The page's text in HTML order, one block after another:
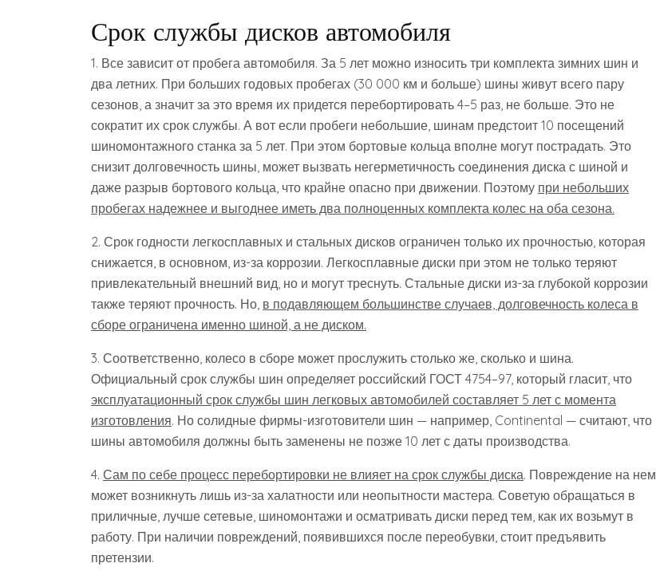
Срок службы дисков автомобиля
1. Все зависит от пробега автомобиля. За 5 лет можно износить три комплекта зимних шин и
два летних. При больших годовых пробегах (30 000 км и больше) шины живут всего пару
сезонов, а значит за это время их придется перебортировать 4–5 раз, не больше. Это не
сократит их срок службы. А вот если пробеги небольшие, шинам предстоит 10 посещений
шиномонтажного станка за 5 лет. При этом бортовые кольца вполне могут пострадать. Это
снизит долговечность шины, может вызвать негерметичность соединения диска с шиной и
даже разрыв бортового кольца, что крайне опасно при движении. Поэтому при небольших
пробегах надежнее и выгоднее иметь два полноценных комплекта колес на оба сезона.
2. Срок годности легкосплавных и стальных дисков ограничен только их прочностью, которая
снижается, в основном, из-за коррозии. Легкосплавные диски при этом не только теряют
привлекательный внешний вид, но и могут треснуть. Стальные диски из-за глубокой коррозии
также теряют прочность. Но, в подавляющем большинстве случаев, долговечность колеса в
сборе ограничена именно шиной, а не диском.
3. Соответственно, колесо в сборе может прослужить столько же, сколько и шина.
Официальный срок службы шин определяет российский ГОСТ 4754–97, который гласит, что
эксплуатационный срок службы шин легковых автомобилей составляет 5 лет с момента
изготовления. Но солидные фирмы-изготовители шин — например, Continental — считают, что
шины автомобиля должны быть заменены не позже 10 лет с даты производства.
4. Сам по себе процесс перебортировки не влияет на срок службы диска. Повреждение на нем
может возникнуть лишь из-за халатности или неопытности мастера. Советую обращаться в
приличные, лучше сетевые, шиномонтажи и осматривать диски перед тем, как их возьмут в
работу. При наличии повреждений, появившихся после переобувки, стоит предъявить
претензии.